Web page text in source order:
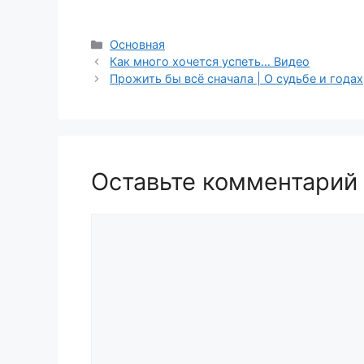
Рубрики
Основная
Как много хочется успеть… Видео
Прожить бы всё сначала | О судьбе и
Оставьте комментарий